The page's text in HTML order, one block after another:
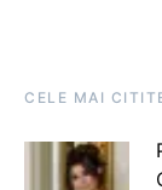
CELE MAI